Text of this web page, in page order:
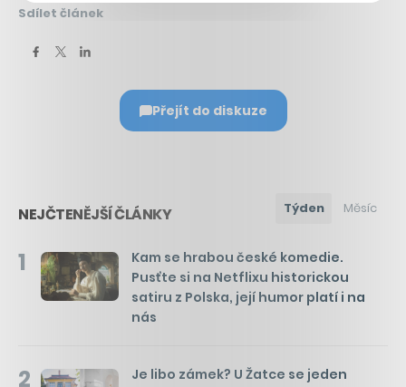
Sdílet článek
Přejít do diskuze
NEJČTENĚJŠÍ ČLÁNKY Týden Měsíc
1
Kam se hrabou české komedie.
Pusťte si na Netflixu historickou
satiru z Polska, její humor platí i na
nás
2
Je libo zámek? U Žatce se jeden